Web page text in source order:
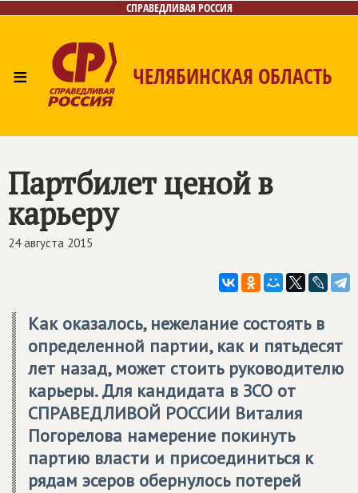
СПРАВЕДЛИВАЯ РОССИЯ
≡ ЧЕЛЯБИНСКАЯ ОБЛАСТЬ
Партбилет ценой в
карьеру
24 августа 2015
Как оказалось, нежелание состоять в
определенной партии, как и пятьдесят
лет назад, может стоить руководителю
карьеры. Для кандидата в ЗСО от
СПРАВЕДЛИВОЙ РОССИИ Виталия
Погорелова намерение покинуть
партию власти и присоединиться к
рядам эсеров обернулось потерей